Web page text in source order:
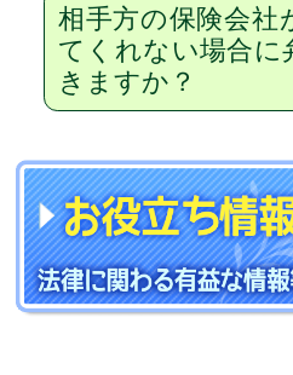
相手方の保険会社
てくれない場合に
きますか？